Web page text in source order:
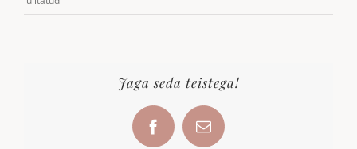
täheke
Jaga seda teistega!
FacebookEmail